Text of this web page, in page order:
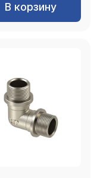
В корзину